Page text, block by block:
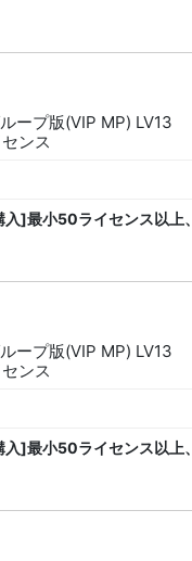
ープ版(VIP MP) LV13
ンス
]最小50ライセンス以上、
ープ版(VIP MP) LV13
ンス
]最小50ライセンス以上、